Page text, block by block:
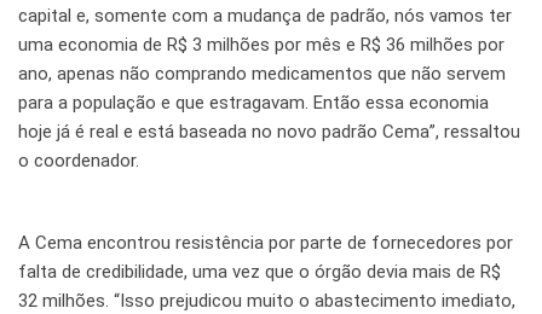
capital e, somente com a mudança de padrão, nós vamos ter
uma economia de R$ 3 milhões por mês e R$ 36 milhões por
ano, apenas não comprando medicamentos que não servem
para a população e que estragavam. Então essa economia
hoje já é real e está baseada no novo padrão Cema”, ressaltou
o coordenador.
A Cema encontrou resistência por parte de fornecedores por
falta de credibilidade, uma vez que o órgão devia mais de R$
32 milhões. “Isso prejudicou muito o abastecimento imediato,